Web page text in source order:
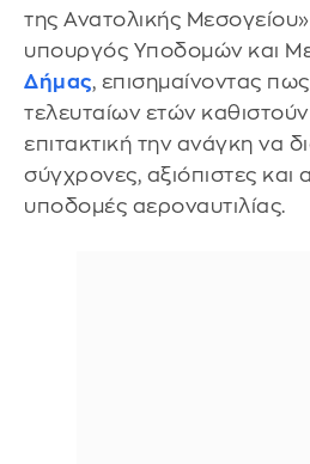
της Ανατολικής
υπουργός Υποδομών και
Δήμας, επισημαίνοντας πως
τελευταίων ετών
επιτακτική την ανάγκη να
σύγχρονες, αξιόπιστες και
υποδομές αεροναυτιλίας.